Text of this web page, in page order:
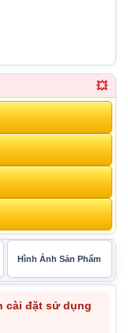
💥
Hình Ảnh Sản Phẩm
cài đặt sử dụng